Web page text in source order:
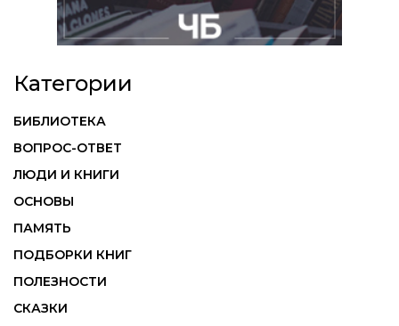
Категории
БИБЛИОТЕКА
ВОПРОС-ОТВЕТ
ЛЮДИ И КНИГИ
ОСНОВЫ
ПАМЯТЬ
ПОДБОРКИ КНИГ
ПОЛЕЗНОСТИ
СКАЗКИ